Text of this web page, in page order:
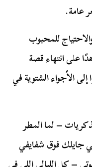
عامة.
للمحبوب
على انتهاء قصة
الأجواء الشتوية في
– لما المطر
جايلك فوق شفايفي